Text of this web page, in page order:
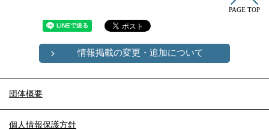
PAGE TOP
情報掲載の変更・追加について
団体概要
個人情報保護方針